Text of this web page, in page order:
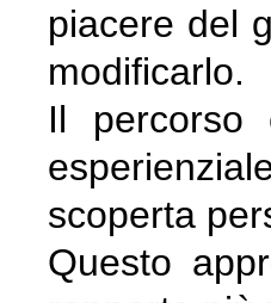
piacere del
modificarlo.
Il percorso
scoperta
Questo